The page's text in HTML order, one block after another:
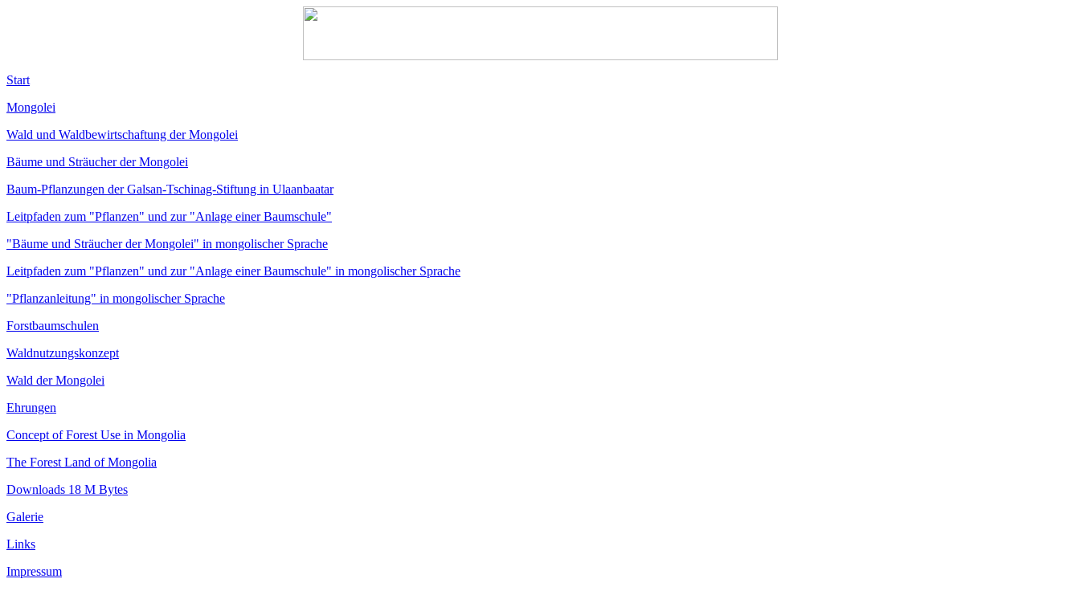
Start
Mongolei
Wald und Waldbewirtschaftung der Mongolei
Bäume und Sträucher der Mongolei
Baum-Pflanzungen der Galsan-Tschinag-Stiftung in Ulaanbaatar
Leitpfaden zum "Pflanzen" und zur "Anlage einer Baumschule"
"Bäume und Sträucher der Mongolei" in mongolischer Sprache
Leitpfaden zum "Pflanzen" und zur "Anlage einer Baumschule" in mongolischer Sprache
"Pflanzanleitung" in mongolischer Sprache
Forstbaumschulen
Waldnutzungskonzept
Wald der Mongolei
Ehrungen
Concept of Forest Use in Mongolia
The Forest Land of Mongolia
Downloads 18 M Bytes
Galerie
Links
Impressum